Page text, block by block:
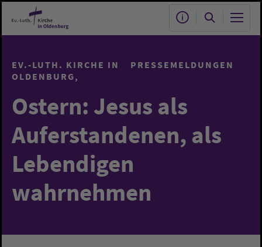
Zum Hauptinhalt springen
EV.-LUTH. KIRCHE IN
OLDENBURG
PRESSEMELDUNGEN
Ostern: Jesus als
Auferstandenen, als
Lebendigen
wahrnehmen